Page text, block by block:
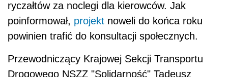
ryczałtów za noclegi dla kierowców. Jak
poinformował, projekt noweli do końca roku
powinien trafić do konsultacji społecznych.
Przewodniczący Krajowej Sekcji Transportu
Drogowego NSZZ "Solidarność" Tadeusz